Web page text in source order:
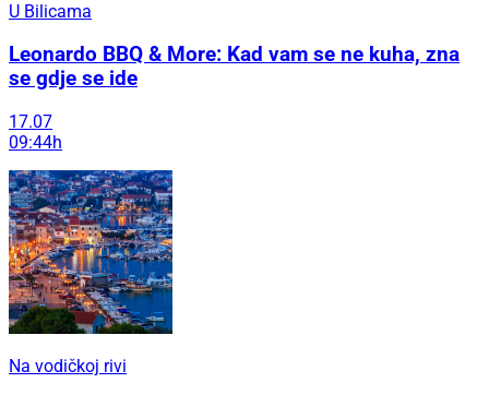
U Bilicama
Leonardo BBQ & More: Kad vam se ne kuha, zna
se gdje se ide
17.07
09:44h
Na vodičkoj rivi